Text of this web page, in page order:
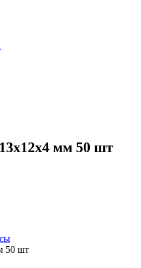
мм 50 шт
50 шт